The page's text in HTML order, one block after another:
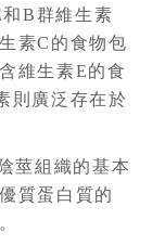
B群維生素
素C的食物包
維生素E的食
則廣泛存在於
莖組織的基本
質蛋白質的